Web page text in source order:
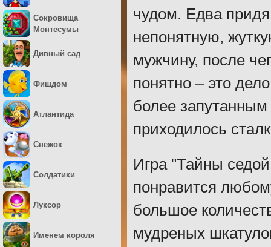
чудом. Едва
непонятную,
мужчину, после
понятно – это
более
приходилось
Игра "Тайны
понравится
большое
мудреных
Сокровища
Монтесумы
Дивный сад
Фишдом
Атлантида
Снежок
Солдатики
Луксор
Именем короля